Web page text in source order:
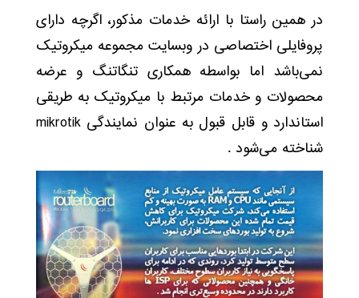
در همین راستا با ارائه خدمات مذکور، اگرچه دارای
پروفایلی اختصاصی در وبسایت مجموعه میکروتیک
نمی‌باشد اما بواسطه همکاری تنگاتنگ و عرضه
محصولات و خدمات مرتبط با میکروتیک به طریقی
استاندارد و قابل قبول به عنوان نمایندگی mikrotik
شناخته می‌شود .